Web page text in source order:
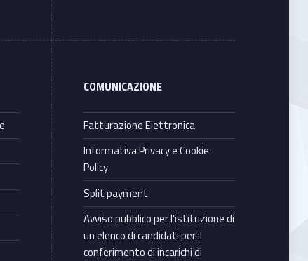
COMUNICAZIONE
Fatturazione Elettronica
Informativa Privacy e Cookie
Policy
Split payment
Avviso pubblico per l’istituzione di
un elenco di candidati per il
conferimento di incarichi di